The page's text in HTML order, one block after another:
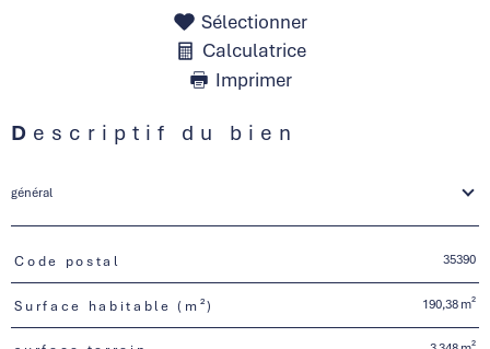
Sélectionner
Calculatrice
Imprimer
Descriptif du bien
général
TRAD_PAMPERO_Caracteristique
Code postal 35390
Surface habitable (m²) 190,38 m²